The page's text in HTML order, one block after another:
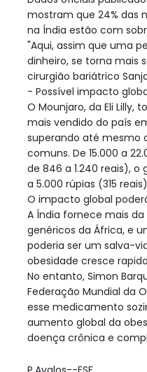
mostram que 24% das
na Índia estão com
"Aqui, assim que uma
dinheiro, se torna mais
cirurgião bariátrico
- Possível impacto
O Mounjaro, da Eli
mais vendido do país
superando até mesmo
comuns. De 15.000 a
de 846 a 1.240 reais),
a 5.000 rúpias (315
O impacto global
A Índia fornece mais
genéricos da África, e
poderia ser um salva-
obesidade cresce
No entanto, Simon
Federação Mundial da
esse medicamento
aumento global da
doença crônica e